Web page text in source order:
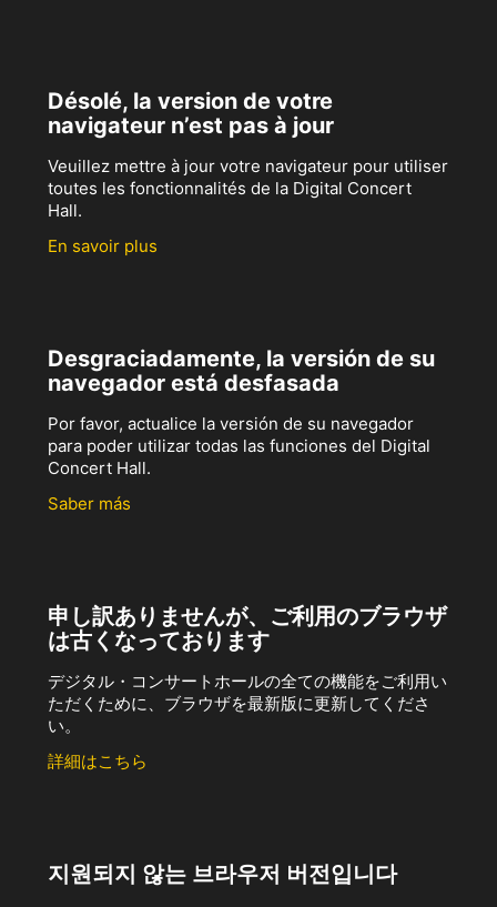
Désolé, la version de votre
navigateur n’est pas à jour
Veuillez mettre à jour votre navigateur pour utiliser
toutes les fonctionnalités de la Digital Concert
Hall.
En savoir plus
Desgraciadamente, la versión de su
navegador está desfasada
Por favor, actualice la versión de su navegador
para poder utilizar todas las funciones del Digital
Concert Hall.
Saber más
申し訳ありませんが、ご利用のブラウザ
は古くなっております
デジタル・コンサートホールの全ての機能をご利用い
ただくために、ブラウザを最新版に更新してくださ
い。
詳細はこちら
지원되지 않는 브라우저 버전입니다